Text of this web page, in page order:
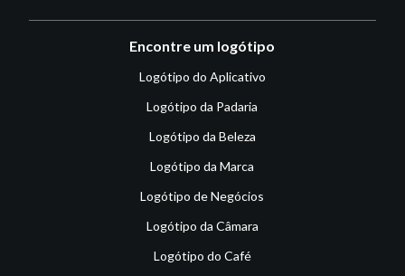
Encontre um logótipo
Logótipo do Aplicativo
Logótipo da Padaria
Logótipo da Beleza
Logótipo da Marca
Logótipo de Negócios
Logótipo da Câmara
Logótipo do Café